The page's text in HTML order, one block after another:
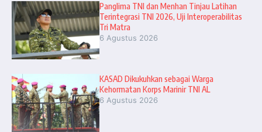
Panglima TNI dan Menhan Tinjau Latihan
Terintegrasi TNI 2026, Uji Interoperabilitas
Tri Matra
6 Agustus 2026
KASAD Dikukuhkan sebagai Warga
Kehormatan Korps Marinir TNI AL
6 Agustus 2026